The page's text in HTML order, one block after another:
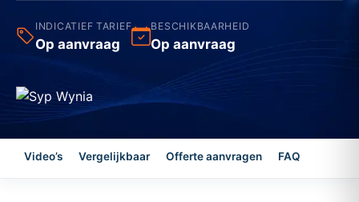
INDICATIEF TARIEF
Op aanvraag
BESCHIKBAARHEID
Op aanvraag
Video’s Vergelijkbaar Offerte aanvragen FAQ